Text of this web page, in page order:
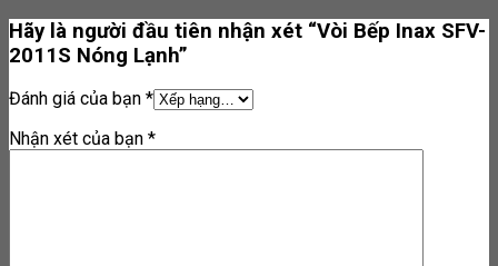
Hãy là người đầu tiên nhận xét “Vòi Bếp Inax SFV-
2011S Nóng Lạnh”
Đánh giá của bạn *
Nhận xét của bạn *